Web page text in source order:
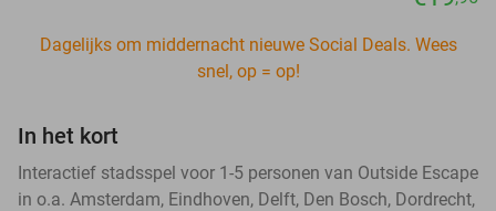
Dagelijks om middernacht nieuwe Social Deals. Wees
snel, op = op!
In het kort
Interactief stadsspel voor 1-5 personen van Outside Escape
in o.a. Amsterdam, Eindhoven, Delft, Den Bosch, Dordrecht,